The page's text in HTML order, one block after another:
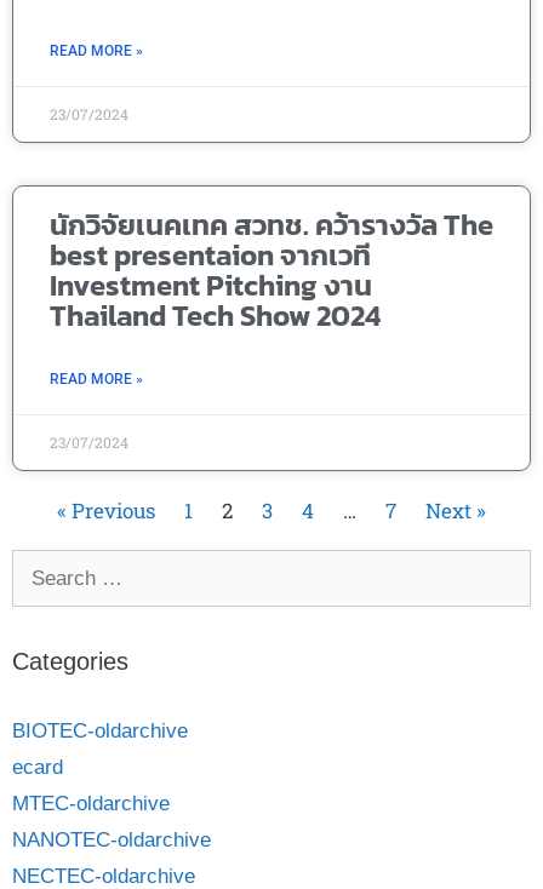
READ MORE »
23/07/2024
นักวิจัยเนคเทค สวทช. คว้ารางวัล The
best presentaion จากเวที
Investment Pitching งาน
Thailand Tech Show 2024
READ MORE »
23/07/2024
« Previous 1 2 3 4 … 7 Next »
Categories
BIOTEC-oldarchive
ecard
MTEC-oldarchive
NANOTEC-oldarchive
NECTEC-oldarchive